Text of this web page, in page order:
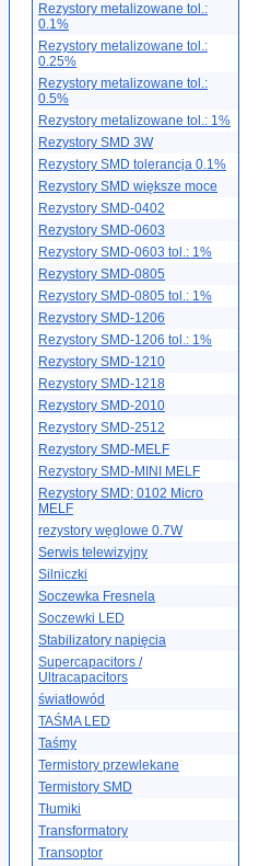
Rezystory metalizowane tol.:
0.1%
Rezystory metalizowane tol.:
0.25%
Rezystory metalizowane tol.:
0.5%
Rezystory metalizowane tol.: 1%
Rezystory SMD 3W
Rezystory SMD tolerancja 0.1%
Rezystory SMD większe moce
Rezystory SMD-0402
Rezystory SMD-0603
Rezystory SMD-0603 tol.: 1%
Rezystory SMD-0805
Rezystory SMD-0805 tol.: 1%
Rezystory SMD-1206
Rezystory SMD-1206 tol.: 1%
Rezystory SMD-1210
Rezystory SMD-1218
Rezystory SMD-2010
Rezystory SMD-2512
Rezystory SMD-MELF
Rezystory SMD-MINI MELF
Rezystory SMD; 0102 Micro
MELF
rezystory węglowe 0.7W
Serwis telewizyjny
Silniczki
Soczewka Fresnela
Soczewki LED
Stabilizatory napięcia
Supercapacitors /
Ultracapacitors
światłowód
TAŚMA LED
Taśmy
Termistory przewlekane
Termistory SMD
Tłumiki
Transformatory
Transoptor